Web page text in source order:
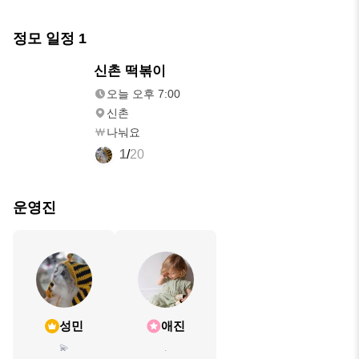
정모 일정 1
신촌 떡볶이
오늘 오후 7:00
신촌
나눠요
1/20
운영진
성민
💫
애진